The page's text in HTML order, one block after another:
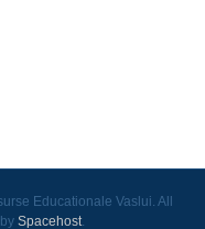
Educationale Vaslui. All
Spacehost.